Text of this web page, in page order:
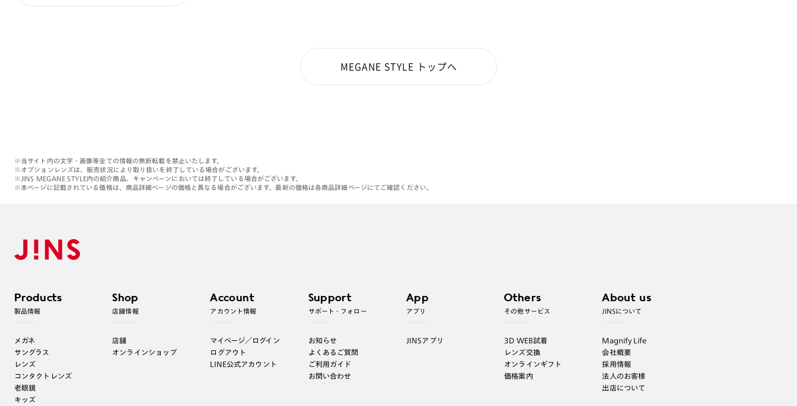
MEGANE STYLE トップへ
※当サイト内の文字・画像等全ての情報の無断転載を禁止いたします。
※オプションレンズは、販売状況により取り扱いを終了している場合がございます。
※JINS MEGANE STYLE内の紹介商品、キャンペーンにおいては終了している場合がございます。
※本ページに記載されている価格は、商品詳細ページの価格と異なる場合がございます。最新の価格は各商品詳細ページにてご確認ください。
Products
製品情報
メガネ
サングラス
レンズ
コンタクトレンズ
老眼鏡
キッズ
Shop
店舗情報
店舗
オンラインショップ
Account
アカウント情報
マイページ／ログイン
ログアウト
LINE公式アカウント
Support
サポート・フォロー
お知らせ
よくあるご質問
ご利用ガイド
お問い合わせ
App
アプリ
JINSアプリ
Others
その他サービス
3D WEB試着
レンズ交換
オンラインギフト
価格案内
About us
JINSについて
Magnify Life
会社概要
採用情報
法人のお客様
出店について